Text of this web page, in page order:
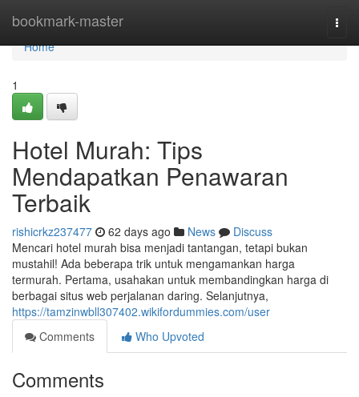
bookmark-master
Home
Home
1
Hotel Murah: Tips
Mendapatkan Penawaran
Terbaik
rishicrkz237477 62 days ago News
Discuss
Mencari hotel murah bisa menjadi tantangan, tetapi bukan
mustahil! Ada beberapa trik untuk mengamankan harga
termurah. Pertama, usahakan untuk membandingkan harga di
berbagai situs web perjalanan daring. Selanjutnya,
https://tamzinwbll307402.wikifordummies.com/user
Comments
Who Upvoted
Comments